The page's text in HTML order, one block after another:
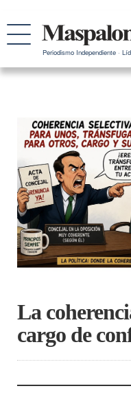
Periodismo Independiente ·
La
cargo de